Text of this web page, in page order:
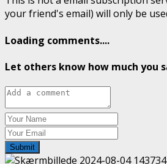
your friend's email) will only be
Loading comments....
Let others know how much you
Submit